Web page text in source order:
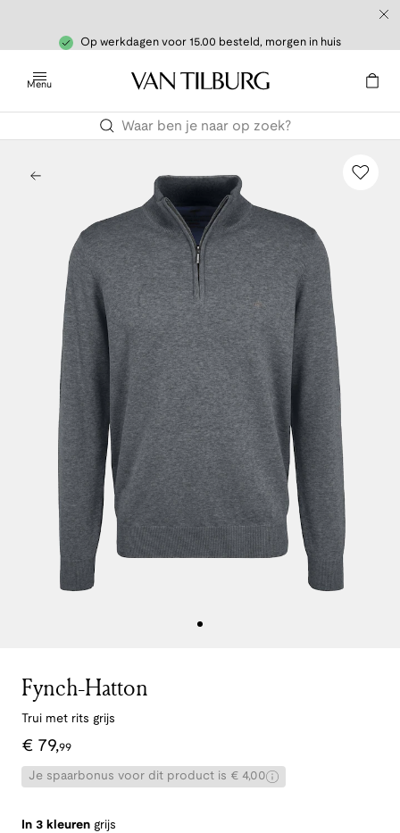
Op werkdagen voor 15.00 besteld, morgen in huis
Menu
Fynch-Hatton
Trui met rits grijs
€ 79,99
Je spaarbonus voor dit product is € 4,00
In 3 kleuren grijs